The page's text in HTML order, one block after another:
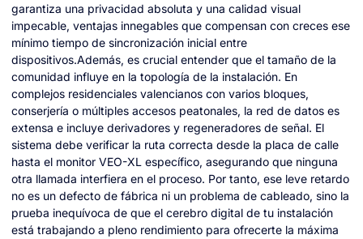
garantiza una privacidad absoluta y una calidad visual
impecable, ventajas innegables que compensan con creces ese
mínimo tiempo de sincronización inicial entre
dispositivos.Además, es crucial entender que el tamaño de la
comunidad influye en la topología de la instalación. En
complejos residenciales valencianos con varios bloques,
conserjería o múltiples accesos peatonales, la red de datos es
extensa e incluye derivadores y regeneradores de señal. El
sistema debe verificar la ruta correcta desde la placa de calle
hasta el monitor VEO-XL específico, asegurando que ninguna
otra llamada interfiera en el proceso. Por tanto, ese leve retardo
no es un defecto de fábrica ni un problema de cableado, sino la
prueba inequívoca de que el cerebro digital de tu instalación
está trabajando a pleno rendimiento para ofrecerte la máxima